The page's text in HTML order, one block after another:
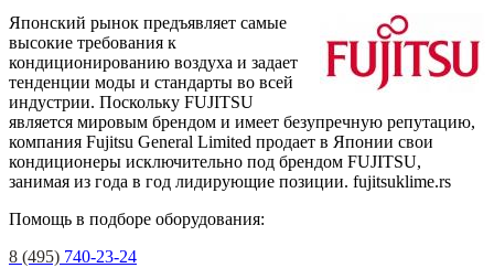
Японский рынок предъявляет самые
высокие требования к
кондиционированию воздуха и задает
тенденции моды и стандарты во всей
индустрии. Поскольку FUJITSU
является мировым брендом и имеет безупречную репутацию,
компания Fujitsu General Limited продает в Японии свои
кондиционеры исключительно под брендом FUJITSU,
занимая из года в год лидирующие позиции. fujitsuklime.rs
Помощь в подборе оборудования:
8 (495) 740-23-24